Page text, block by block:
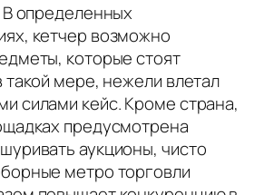
В определенных
кетчер возможно
которые стоят
такой мере, нежели влетал
силами кейс. Кроме страна,
предусмотрена
аукционы, чисто
метро торговли